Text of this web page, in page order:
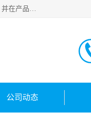
河南福瑞德仪表有限公司是生产销售电容液位计、液氨液位计、小量程液位计定制、智能锅炉水位计、液氮液位计等；并在产品开发、研制的过程中，吸取国内外仪器仪表的技术精华，建立了一支高、精、尖的科研开发队伍，使产品性能不断升级。
公司动态